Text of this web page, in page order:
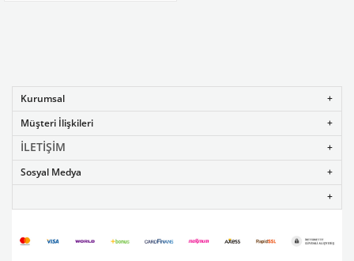
Kurumsal
Müşteri İlişkileri
İLETİŞİM
Sosyal Medya